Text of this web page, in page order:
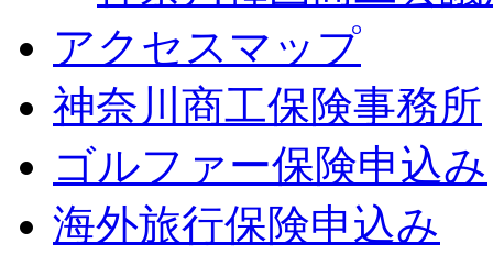
アクセスマップ
神奈川商工保険事務所
ゴルファー保険申込み
海外旅行保険申込み